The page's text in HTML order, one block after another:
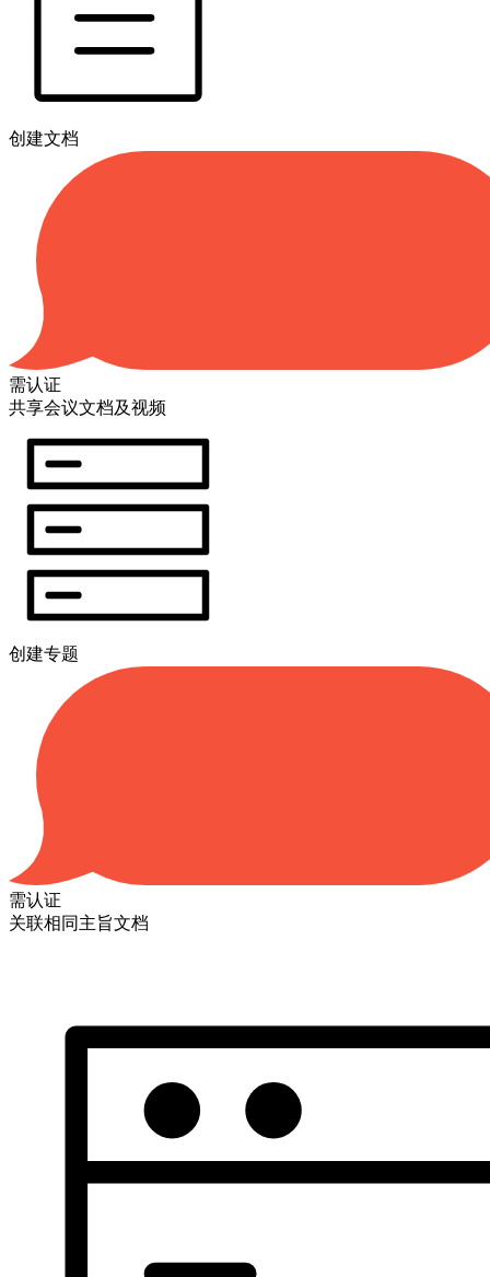
创建文档
需认证
共享会议文档及视频
创建专题
需认证
关联相同主旨文档